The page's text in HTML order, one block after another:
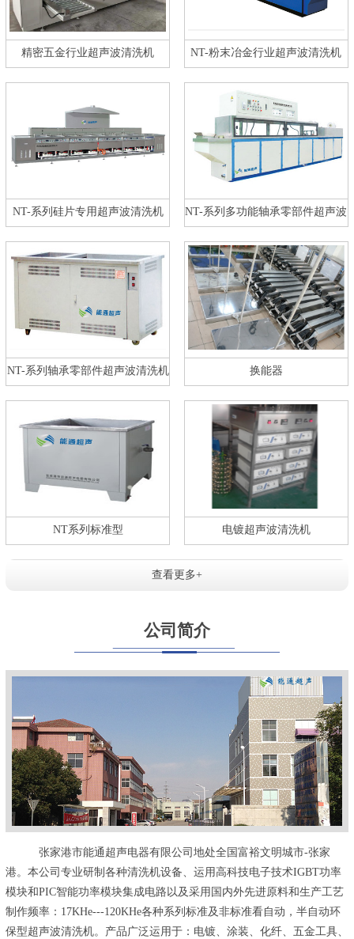
精密五金行业超声波清洗机 NT-粉末冶金行业超声波清洗机
NT-系列硅片专用超声波清洗机 NT-系列多功能轴承零部件超声波
NT-系列轴承零部件超声波清洗机 换能器
NT系列标准型 电镀超声波清洗机
查看更多+
公司简介
张家港市能通超声电器有限公司地处全国富裕文明城市-张家
港。本公司专业研制各种清洗机设备、运用高科技电子技术IGBT功率
模块和PIC智能功率模块集成电路以及采用国内外先进原料和生产工艺
制作频率：17KHe---120KHe各种系列标准及非标准看自动，半自动环
保型超声波清洗机。产品广泛运用于：电镀、涂装、化纤、五金工具、